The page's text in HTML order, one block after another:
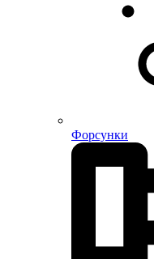
Форсунки